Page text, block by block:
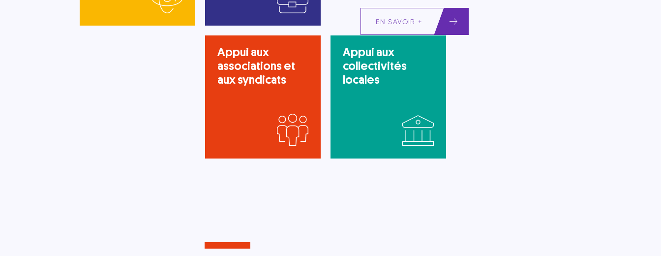
EN SAVOIR +
Appui aux
associations et
aux syndicats
Appui aux
collectivités
locales